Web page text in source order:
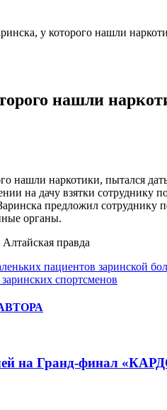
у которого нашли
нашли
нашли наркотики, пытался
на дачу взятки
предложил сотруднику
органы.
правда
пациентов заринской
спортсменов
на Гранд-финал